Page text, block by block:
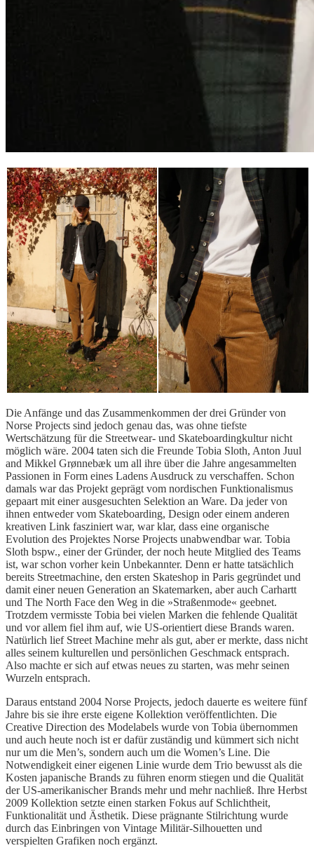
Die Anfänge und das Zusammenkommen der drei Gründer von
Norse Projects sind jedoch genau das, was ohne tiefste
Wertschätzung für die Streetwear- und Skateboardingkultur nicht
möglich wäre. 2004 taten sich die Freunde Tobia Sloth, Anton Juul
and Mikkel Grønnebæk um all ihre über die Jahre angesammelten
Passionen in Form eines Ladens Ausdruck zu verschaffen. Schon
damals war das Projekt geprägt vom nordischen Funktionalismus
gepaart mit einer ausgesuchten Selektion an Ware. Da jeder von
ihnen entweder vom Skateboarding, Design oder einem anderen
kreativen Link fasziniert war, war klar, dass eine organische
Evolution des Projektes Norse Projects unabwendbar war. Tobia
Sloth bspw., einer der Gründer, der noch heute Mitglied des Teams
ist, war schon vorher kein Unbekannter. Denn er hatte tatsächlich
bereits Streetmachine, den ersten Skateshop in Paris gegründet und
damit einer neuen Generation an Skatemarken, aber auch Carhartt
und The North Face den Weg in die »Straßenmode« geebnet.
Trotzdem vermisste Tobia bei vielen Marken die fehlende Qualität
und vor allem fiel ihm auf, wie US-orientiert diese Brands waren.
Natürlich lief Street Machine mehr als gut, aber er merkte, dass nicht
alles seinem kulturellen und persönlichen Geschmack entsprach.
Also machte er sich auf etwas neues zu starten, was mehr seinen
Wurzeln entsprach.
Daraus entstand 2004 Norse Projects, jedoch dauerte es weitere fünf
Jahre bis sie ihre erste eigene Kollektion veröffentlichten. Die
Creative Direction des Modelabels wurde von Tobia übernommen
und auch heute noch ist er dafür zuständig und kümmert sich nicht
nur um die Men’s, sondern auch um die Women’s Line. Die
Notwendigkeit einer eigenen Linie wurde dem Trio bewusst als die
Kosten japanische Brands zu führen enorm stiegen und die Qualität
der US-amerikanischer Brands mehr und mehr nachließ. Ihre Herbst
2009 Kollektion setzte einen starken Fokus auf Schlichtheit,
Funktionalität und Ästhetik. Diese prägnante Stilrichtung wurde
durch das Einbringen von Vintage Militär-Silhouetten und
verspielten Grafiken noch ergänzt.